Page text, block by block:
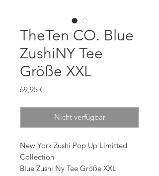
TheTen CO. Blue
ZushiNY Tee
Größe XXL
69,95 €Preis
Nicht verfügbar
New York Zushi Pop Up Limitted
Collection
Blue Zushi Ny Tee Größe XXL